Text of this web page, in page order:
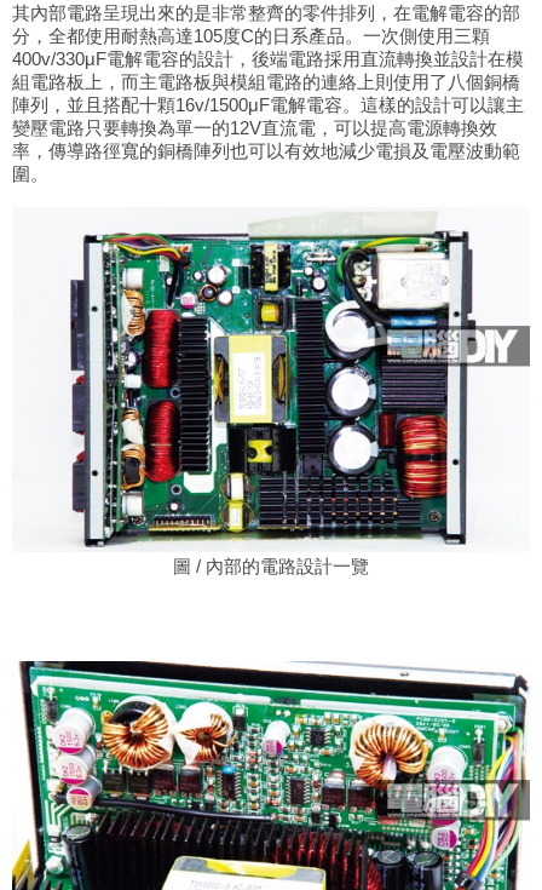
其內部電路呈現出來的是非常整齊的零件排列，在電解電容的部
分，全都使用耐熱高達105度C的日系產品。一次側使用三顆
400v/330μF電解電容的設計，後端電路採用直流轉換並設計在模
組電路板上，而主電路板與模組電路的連絡上則使用了八個銅橋
陣列，並且搭配十顆16v/1500μF電解電容。這樣的設計可以讓主
變壓電路只要轉換為單一的12V直流電，可以提高電源轉換效
率，傳導路徑寬的銅橋陣列也可以有效地減少電損及電壓波動範
圍。
圖 / 內部的電路設計一覽